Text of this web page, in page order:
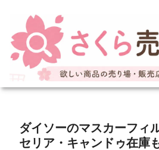
ダイソーのマスカーフィ
セリア・キャンドゥ在庫